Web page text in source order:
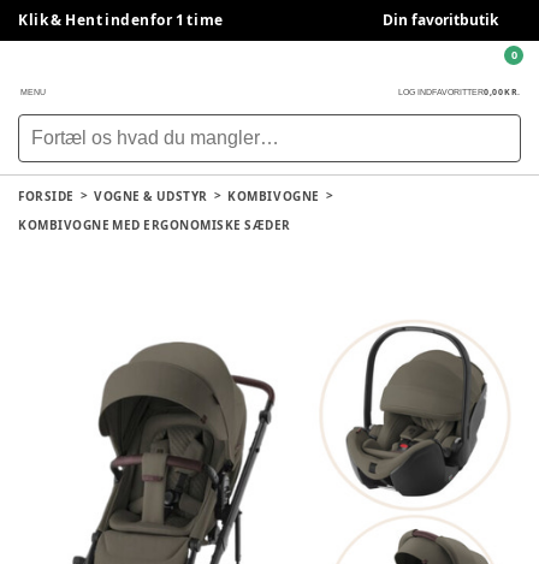
Klik & Hent indenfor 1 time Din favoritbutik
MENU LOG INDFAVORITTER0,00 KR.
0
FORSIDE VOGNE & UDSTYR
KOMBIVOGNE
KOMBIVOGNE MED ERGONOMISKE SÆDER